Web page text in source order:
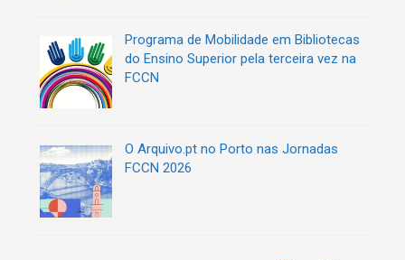
Programa de Mobilidade em Bibliotecas
do Ensino Superior pela terceira vez na
FCCN
O Arquivo.pt no Porto nas Jornadas
FCCN 2026